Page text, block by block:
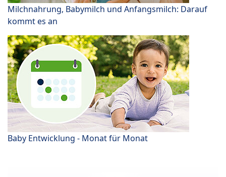
Milchnahrung, Babymilch und Anfangsmilch: Darauf
kommt es an
Baby Entwicklung - Monat für Monat